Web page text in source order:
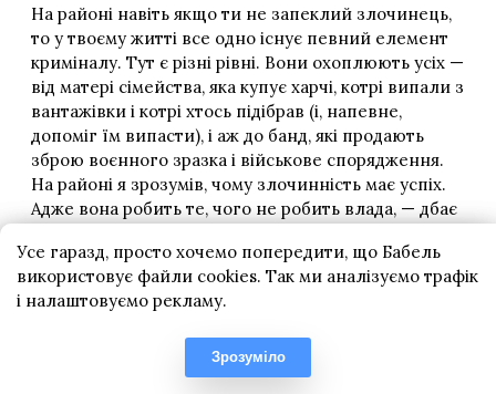
Усе гаразд, просто хочемо попередити, що Бабель
використовує файли cookies. Так ми аналізуємо трафік
і налаштовуємо рекламу.
Зрозуміло